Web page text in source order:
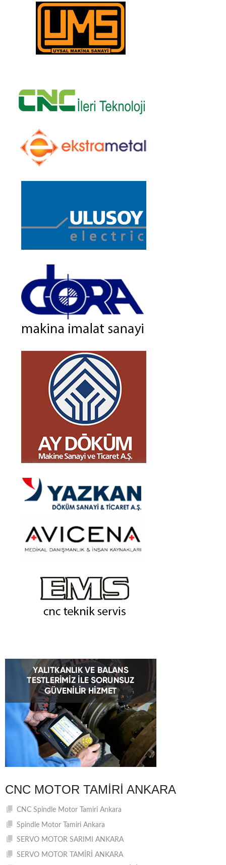
CNC MOTOR TAMIRI ANKARA
CNC Spindle Motor Tamiri Ankara
Spindle Motor Tamiri Ankara
SERVO MOTOR SARIMI ANKARA
SERVO MOTOR TAMİRİ ANKARA